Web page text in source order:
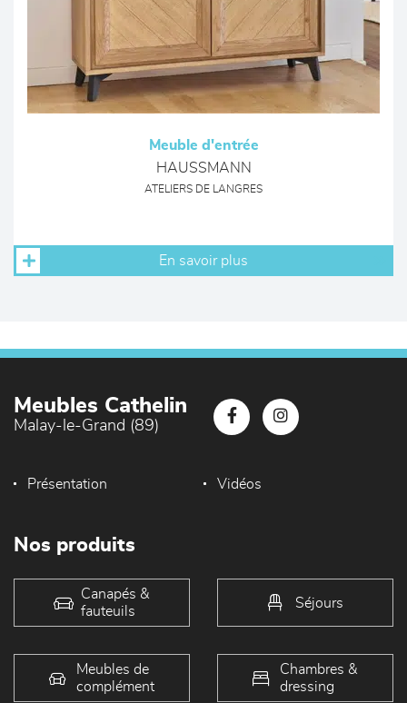
Meuble d'entrée
HAUSSMANN
ATELIERS DE LANGRES
En savoir plus
Meubles Cathelin
Malay-le-Grand (89)
Présentation Vidéos
Nos produits
Canapés &
fauteuils
Séjours
Meubles de
complément
Chambres &
dressing